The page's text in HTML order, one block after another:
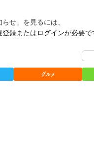
せ」を見るには、
登録またはログインが必要
グルメ